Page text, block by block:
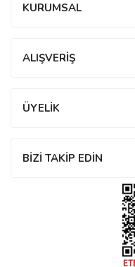
KURUMSAL
ALIŞVERİŞ
ÜYELİK
BİZİ TAKİP EDİN